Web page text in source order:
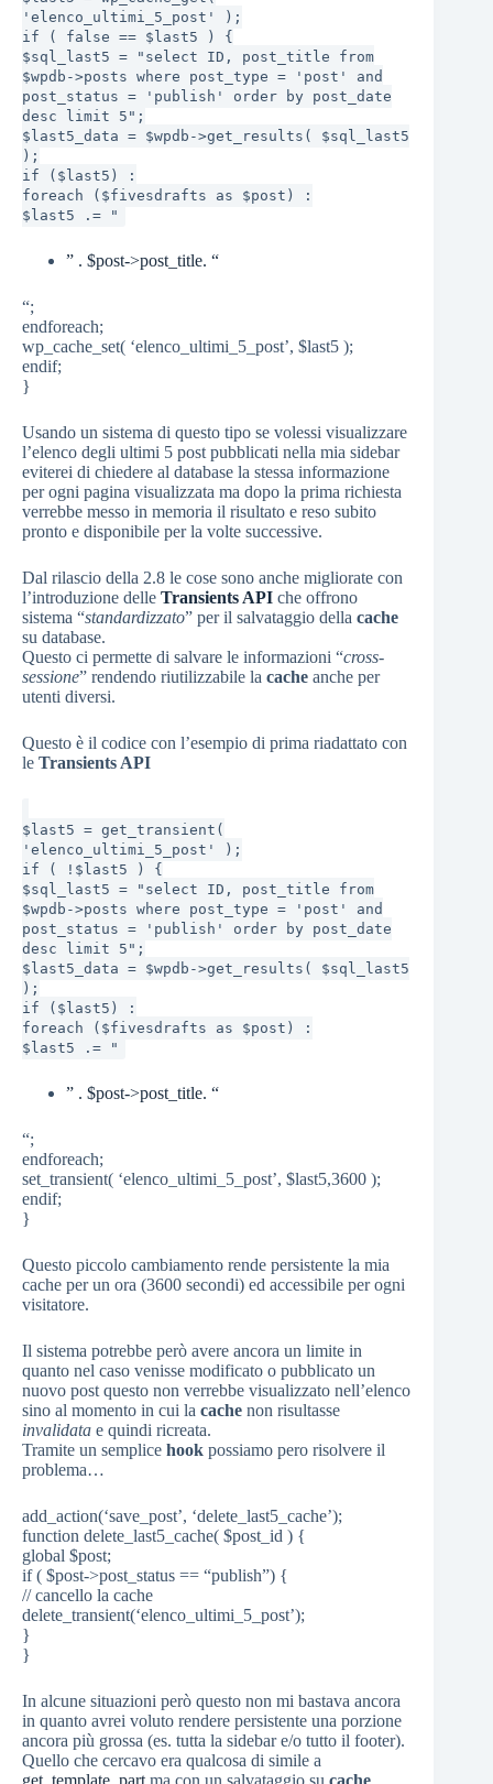
'elenco_ultimi_5_post' );
if ( false == $last5 ) {
$sql_last5 = "select ID, post_title from
$wpdb->posts where post_type = 'post' and
post_status = 'publish' order by post_date
desc limit 5";
$last5_data = $wpdb->get_results( $sql_last5
);
if ($last5) :
foreach ($fivesdrafts as $post) :
$last5 .= "
” . $post->post_title. “
“;
endforeach;
wp_cache_set( ‘elenco_ultimi_5_post’, $last5 );
endif;
}
Usando un sistema di questo tipo se volessi visualizzare
l’elenco degli ultimi 5 post pubblicati nella mia sidebar
eviterei di chiedere al database la stessa informazione
per ogni pagina visualizzata ma dopo la prima richiesta
verrebbe messo in memoria il risultato e reso subito
pronto e disponibile per la volte successive.
Dal rilascio della 2.8 le cose sono anche migliorate con
l’introduzione delle Transients API che offrono
sistema “standardizzato” per il salvataggio della cache
su database.
Questo ci permette di salvare le informazioni “cross-
sessione” rendendo riutilizzabile la cache anche per
utenti diversi.
Questo è il codice con l’esempio di prima riadattato con
le Transients API
$last5 = get_transient(
'elenco_ultimi_5_post' );
if ( !$last5 ) {
$sql_last5 = "select ID, post_title from
$wpdb->posts where post_type = 'post' and
post_status = 'publish' order by post_date
desc limit 5";
$last5_data = $wpdb->get_results( $sql_last5
);
if ($last5) :
foreach ($fivesdrafts as $post) :
$last5 .= "
” . $post->post_title. “
“;
endforeach;
set_transient( ‘elenco_ultimi_5_post’, $last5,3600 );
endif;
}
Questo piccolo cambiamento rende persistente la mia
cache per un ora (3600 secondi) ed accessibile per ogni
visitatore.
Il sistema potrebbe però avere ancora un limite in
quanto nel caso venisse modificato o pubblicato un
nuovo post questo non verrebbe visualizzato nell’elenco
sino al momento in cui la cache non risultasse
invalidata e quindi ricreata.
Tramite un semplice hook possiamo pero risolvere il
problema…
add_action(‘save_post’, ‘delete_last5_cache’);
function delete_last5_cache( $post_id ) {
global $post;
if ( $post->post_status == “publish”) {
// cancello la cache
delete_transient(‘elenco_ultimi_5_post’);
}
}
In alcune situazioni però questo non mi bastava ancora
in quanto avrei voluto rendere persistente una porzione
ancora più grossa (es. tutta la sidebar e/o tutto il footer).
Quello che cercavo era qualcosa di simile a
get_template_part ma con un salvataggio su cache